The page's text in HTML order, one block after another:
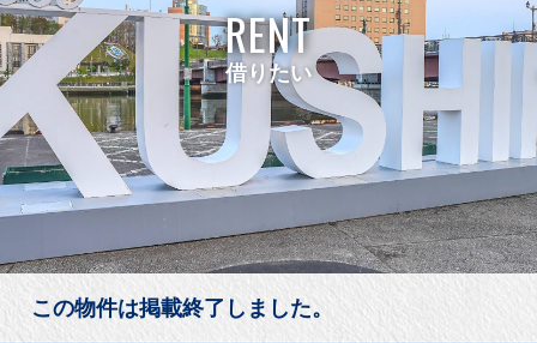
RENT
借りたい
この物件は掲載終了しました。